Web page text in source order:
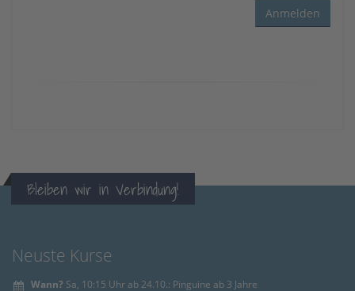
Bleiben wir in Verbindung!
Neuste Kurse
Wann? Sa, 10:15 Uhr ab 24.10.: Pinguine ab 3 Jahre